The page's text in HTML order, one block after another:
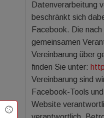
Datenverarbeitung
beschränkt sich
Facebook. Die
gemeinsamen
Vereinbarung über
finden Sie unter:
Vereinbarung sind
Facebook-Tools
Website
Cookie Einstellungen